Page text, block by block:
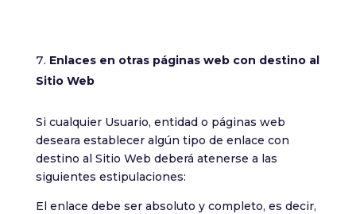
Enlaces en otras páginas web con destino al
Sitio Web
Si cualquier Usuario, entidad o páginas web
deseara establecer algún tipo de enlace con
destino al Sitio Web deberá atenerse a las
siguientes estipulaciones:
El enlace debe ser absoluto y completo, es decir,